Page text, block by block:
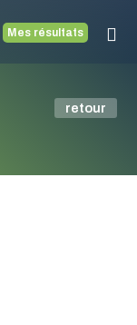
Mes résultats
retour